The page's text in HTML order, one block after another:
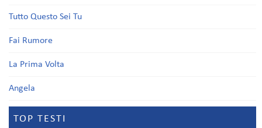
Tutto Questo Sei Tu
Fai Rumore
La Prima Volta
Angela
TOP TESTI